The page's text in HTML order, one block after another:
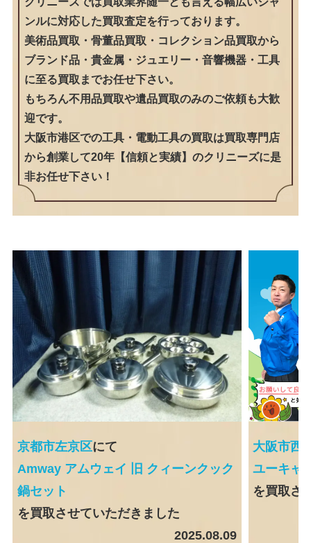
ンルに対応した買取査定を行っております。
美術品買取・骨董品買取・コレクション品買取から
ブランド品・貴金属・ジュエリー・音響機器・工具
に至る買取までお任せ下さい。
もちろん不用品買取や遺品買取のみのご依頼も大歓
迎です。
大阪市港区での工具・電動工具の買取は買取専門店
から創業して20年【信頼と実績】のクリニーズに是
非お任せ下さい！
京都市左京区にて
Amway アムウェイ 旧 クィーンクック
鍋セット
を買取させていただきました
2025.08.09
大阪市西
ユーキャ
を買取さ